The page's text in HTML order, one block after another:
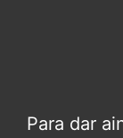
Para dar